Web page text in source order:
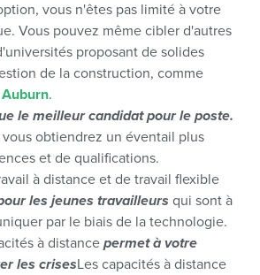
vous n'êtes pas limité à votre
Vous pouvez même cibler d'autres
proposant de solides
de la construction, comme
Auburn.
le meilleur candidat pour le poste.
vous obtiendrez un éventail plus
et de qualifications.
à distance et de travail flexible
les jeunes travailleurs qui sont à
par le biais de la technologie.
à distance permet à votre
les crisesLes capacités à distance